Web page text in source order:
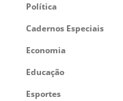
Política
Cadernos Especiais
Economia
Educação
Esportes